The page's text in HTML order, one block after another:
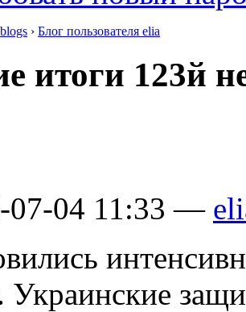
blogs › Блог пользователя elia
итоги 123й
07-04 11:33 —
Украинские